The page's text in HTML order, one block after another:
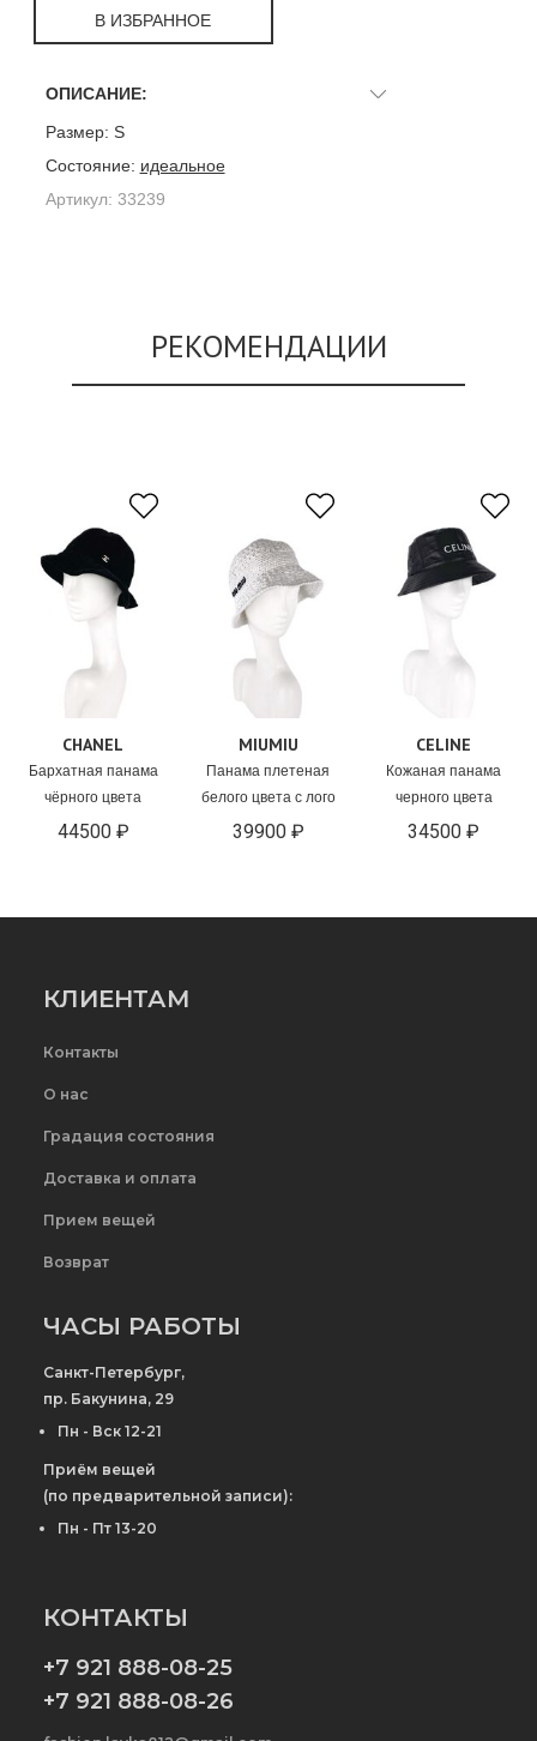
В ИЗБРАННОЕ
ОПИСАНИЕ:
Размер: S
Состояние: идеальное
Артикул: 33239
РЕКОМЕНДАЦИИ
CHANEL
Бархатная панама
чёрного цвета
44500 ₽
MIUMIU
Панама плетеная
белого цвета с лого
39900 ₽
CELINE
Кожаная панама
черного цвета
34500 ₽
КЛИЕНТАМ
Контакты
О нас
Градация состояния
Доставка и оплата
Прием вещей
Возврат
ЧАСЫ РАБОТЫ
Санкт-Петербург,
пр. Бакунина, 29
Пн - Вск 12-21
Приём вещей
(по предварительной записи):
Пн - Пт 13-20
КОНТАКТЫ
+7 921 888-08-25
+7 921 888-08-26